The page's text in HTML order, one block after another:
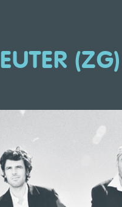
(ZG)